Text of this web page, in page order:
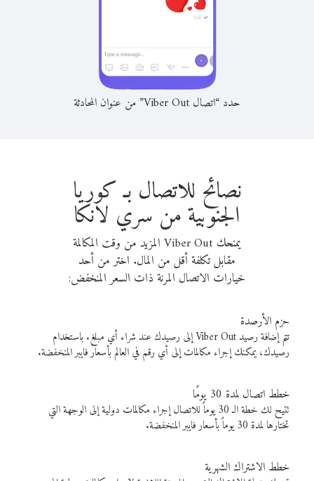
حدد “اتصال Viber Out” من عنوان المحادثة
نصائح للاتصال بـ كوريا
الجنوبية من سري لانكا
يمنحك Viber Out المزيد من وقت المكالمة
مقابل تكلفة أقل من المال. اختر من أحد
خيارات الاتصال المرنة ذات السعر المنخفض:
حزم الأرصدة
تتم إضافة رصيد Viber Out إلى رصيدك عند شراء أي مبلغ. باستخدام
رصيدك، يمكنك إجراء مكالمات إلى أي رقم في العالم بأسعار فايبر المنخفضة.
خطط اتصال لمدة 30 يومًا
تتيح لك خطة الـ 30 يوماً للاتصال إجراء مكالمات دولية إلى الوجهة التي
تختارها لمدة 30 يوماً بأسعار فايبر المنخفضة.
خطط الاشتراك الشهرية